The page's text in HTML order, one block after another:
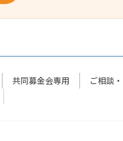
共同募金会専用
ご相談